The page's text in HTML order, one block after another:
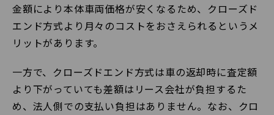
金額により本体車両価格が安くなるため、クローズド
エンド方式より月々のコストをおさえられるというメ
リットがあります。
一方で、クローズドエンド方式は車の返却時に査定額
より下がっていても差額はリース会社が負担するた
め、法人側での支払い負担はありません。なお、クロ